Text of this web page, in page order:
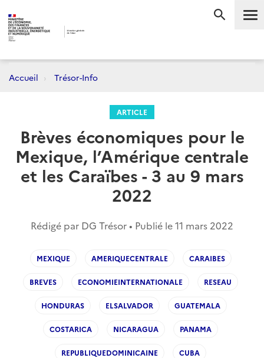
Accueil Trésor-Info
ARTICLE
Brèves économiques pour le
Mexique, l’Amérique centrale
et les Caraïbes - 3 au 9 mars
2022
Rédigé par DG Trésor • Publié le11 mars 2022
MEXIQUE AMERIQUECENTRALE CARAIBES
BREVES ECONOMIEINTERNATIONALE RESEAU
HONDURAS ELSALVADOR GUATEMALA
COSTARICA NICARAGUA PANAMA
REPUBLIQUEDOMINICAINE CUBA